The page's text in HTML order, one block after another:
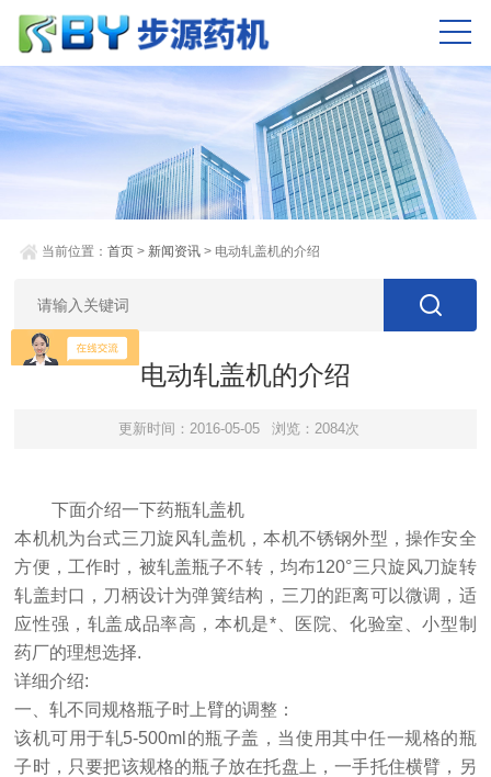
当前位置：首页 > 新闻资讯 > 电动轧盖机的介绍
电动轧盖机的介绍
更新时间：2016-05-05 浏览：2084次
下面介绍一下药瓶轧盖机
本机机为台式三刀旋风轧盖机，本机不锈钢外型，操作安全
方便，工作时，被轧盖瓶子不转，均布120°三只旋风刀旋转
轧盖封口，刀柄设计为弹簧结构，三刀的距离可以微调，适
应性强，轧盖成品率高，本机是*、医院、化验室、小型制
药厂的理想选择.
详细介绍:
一、轧不同规格瓶子时上臂的调整：
该机可用于轧5-500ml的瓶子盖，当使用其中任一规格的瓶
子时，只要把该规格的瓶子放在托盘上，一手托住横臂，另